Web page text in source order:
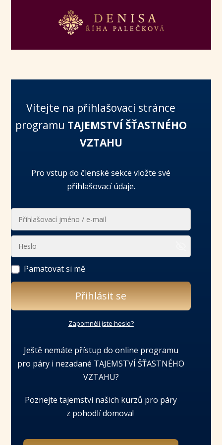
Vítejte na přihlašovací stránce
programu TAJEMSTVÍ ŠŤASTNÉHO
VZTAHU
Pro vstup do členské sekce vložte své
přihlašovací údaje.
Pamatovat si mě
Přihlásit se
Zapomněli jste heslo?
Ještě nemáte přístup do online programu
pro páry i nezadané TAJEMSTVÍ ŠŤASTNÉHO
VZTAHU?
Poznejte tajemství našich kurzů pro páry
z pohodlí domova!